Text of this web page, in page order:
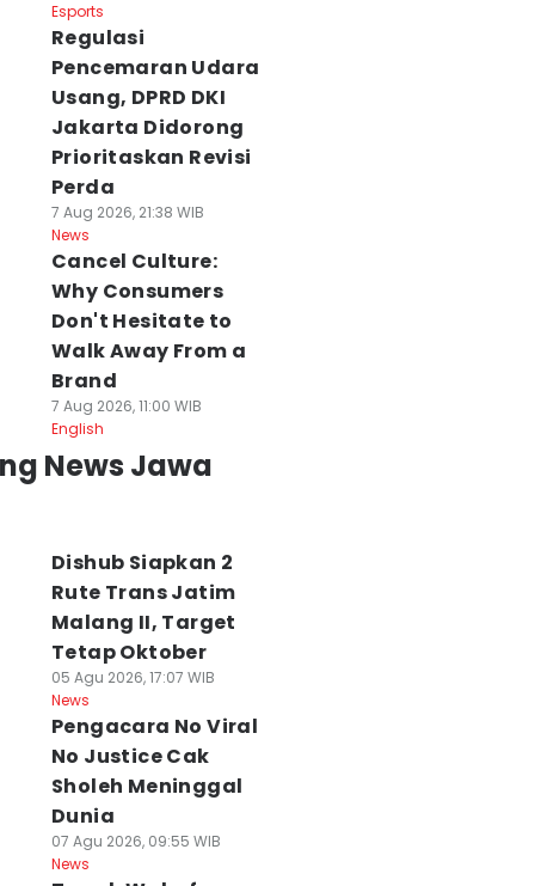
Esports
Regulasi
Pencemaran Udara
Usang, DPRD DKI
Jakarta Didorong
Prioritaskan Revisi
Perda
7 Aug 2026, 21:38 WIB
News
Cancel Culture:
Why Consumers
Don't Hesitate to
Walk Away From a
Brand
7 Aug 2026, 11:00 WIB
English
News Jawa
Dishub Siapkan 2
Rute Trans Jatim
Malang II, Target
Tetap Oktober
05 Agu 2026, 17:07 WIB
News
Pengacara No Viral
No Justice Cak
Sholeh Meninggal
Dunia
07 Agu 2026, 09:55 WIB
News